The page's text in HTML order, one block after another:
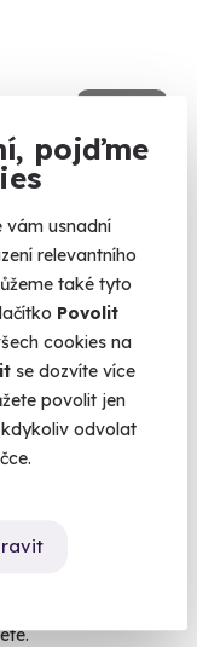
pojďme
vám usnadní
relevantního
také tyto
Povolit
cookies na
se dozvíte více
povolit jen
kdykoliv odvolat
- 9 zbraní
dárků -
všech surfařů
Královská